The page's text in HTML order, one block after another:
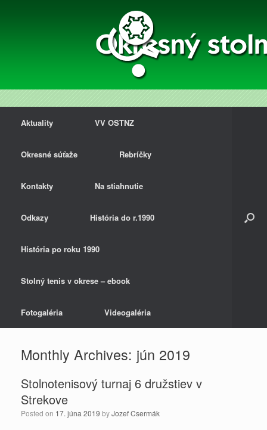
Aktuality VV OSTNZ
Okresné súťaže Rebríčky
Kontakty Na stiahnutie
Odkazy História do r.1990
História po roku 1990
Stolný tenis v okrese – ebook
Fotogaléria Videogaléria
Monthly Archives: jún 2019
Stolnotenisový turnaj 6 družstiev v
Strekove
Posted on 17. júna 2019 byJozef Csermák